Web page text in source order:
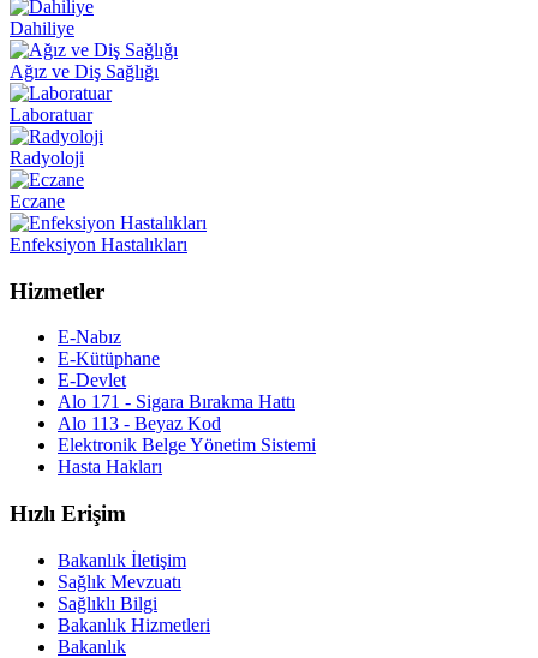
Dahiliye
Ağız ve Diş Sağlığı
Laboratuar
Radyoloji
Eczane
Enfeksiyon Hastalıkları
Hizmetler
E-Nabız
E-Kütüphane
E-Devlet
Alo 171 - Sigara Bırakma Hattı
Alo 113 - Beyaz Kod
Elektronik Belge Yönetim Sistemi
Hasta Hakları
Hızlı Erişim
Bakanlık İletişim
Sağlık Mevzuatı
Sağlıklı Bilgi
Bakanlık Hizmetleri
Bakanlık